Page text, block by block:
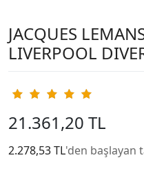
JACQUES
LIVERPOOL
21.361,20 TL
2.278,53 TL'den başlayan